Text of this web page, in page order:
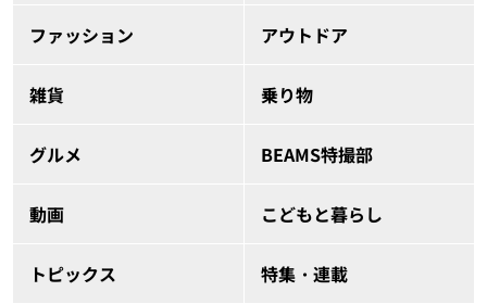
ファッション アウトドア
雑貨 乗り物
グルメ BEAMS特撮部
動画 こどもと暮らし
トピックス 特集・連載